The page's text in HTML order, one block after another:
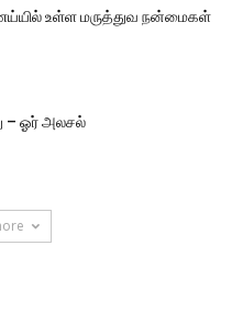
உள்ள மருத்துவ நன்மைகள்
– ஓர் அலசல்